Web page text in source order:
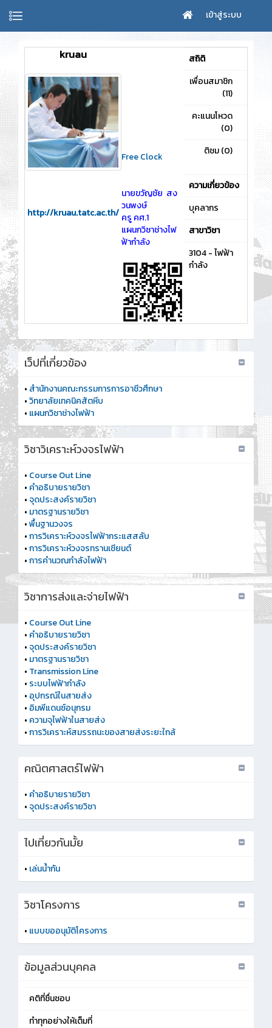
เข้าสู่ระบบ
kruau
http://kruau.tatc.ac.th/
Free Clock
นายขวัญชัย สง
วนพงษ์
ครู คศ.1
แผนกวิชาช่างไฟ
ฟ้ากำลัง
สถิติ
เพื่อนสมาชิก
(11)
คะแนนโหวด
(0)
ติชม (0)
ความเกี่ยวข้อง
บุคลากร
สาขาวิชา
3104 - ไฟฟ้า
กำลัง
เว็ปที่เกี่ยวข้อง
• สำนักงานคณะกรรมการการอาชีวศึกษา
•วิทยาลัยเทคนิคสัตหีบ
• แผนกวิชาช่างไฟฟ้า
วิชาวิเคราะห์วงจรไฟฟ้า
• Course Out Line
• คำอธิบายรายวิชา
•จุดประสงค์รายวิชา
• มาตรฐานรายวิชา
•พื้นฐานวงจร
•การวิเคราะห์วงจรไฟฟ้ากระแสสลับ
•การวิเคราะห์วงจรทรานเชียนต์
•การคำนวณกำลังไฟฟ้า
วิชาการส่งและจ่ายไฟฟ้า
• Course Out Line
• คำอธิบายรายวิชา
•จุดประสงค์รายวิชา
• มาตรฐานรายวิชา
• Transmission Line
• ระบบไฟฟ้ากำลัง
• อุปกรณ์ในสายส่ง
• อิมพีแดนซ์อนุกรม
• ความจุไฟฟ้าในสายส่ง
•การวิเคราะห์สมรรถนะของสายส่งระยะใกล้
คณิตศาสตร์ไฟฟ้า
• คำอธิบายรายวิชา
•จุดประสงค์รายวิชา
ไปเที่ยวกันมั้ย
• เล่นน้ำกัน
วิชาโครงการ
• แบบขออนุมัติโครงการ
ข้อมูลส่วนบุคคล
คติที่ชื่นชอบ
ทำทุกอย่างให้เต็มที่